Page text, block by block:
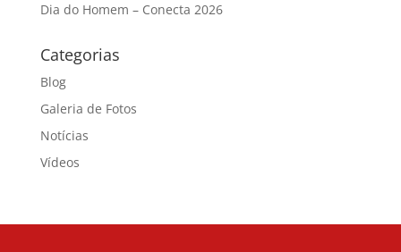
Dia do Homem – Conecta 2026
Categorias
Blog
Galeria de Fotos
Notícias
Vídeos